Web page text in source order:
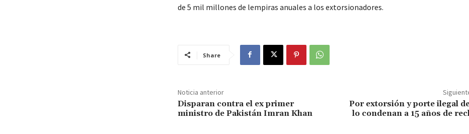
de 5 mil millones de lempiras anuales a los extorsionadores.
Share
Noticia anterior
Disparan contra el ex primer
ministro de Pakistán Imran Khan
Por extorsión y porte ilegal
lo condenan a 15 años de